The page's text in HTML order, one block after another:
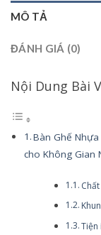
MÔ TẢ
ĐÁNH GIÁ (0)
Nội Dung Bài
Bàn Ghế
cho Không Gian
Tiện